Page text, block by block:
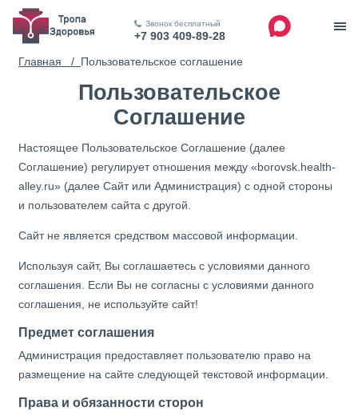
Звонок бесплатный
+7 903 409-89-28
Главная / Пользовательское соглашение
Пользовательское
Соглашение
Настоящее Пользовательское Соглашение (далее
Соглашение) регулирует отношения между «borovsk.health-
alley.ru» (далее Сайт или Администрация) с одной стороны
и пользователем сайта с другой.
Сайт не является средством массовой информации.
Используя сайт, Вы соглашаетесь с условиями данного
соглашения. Если Вы не согласны с условиями данного
соглашения, не используйте сайт!
Предмет соглашения
Администрация предоставляет пользователю право на
размещение на сайте следующей текстовой информации.
Права и обязанности сторон